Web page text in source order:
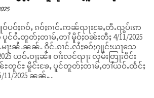
ဝႆႉတူတ်ႈတၢမ်ႇတၢႆ မိူဝ်ႈဝၼ်းတီႈ 4/11/2025
ႃးၼႆႉၼၼ်ႉ ၵိုင်ႉၵၢင်ႉလႆႈၶဝ်ႈႁူင်းယႃသေ
ၢႆးလင်ၺႃး လုမ်းတြႃးဝဵင်း
တူင်ႊ မိူင်းၶႄႇ ပူင်တူတ်ႈတၢမ်ႇတၢႆယဝ်ႉထႅင်ႈ
2025 ၼၼ်ႉ...